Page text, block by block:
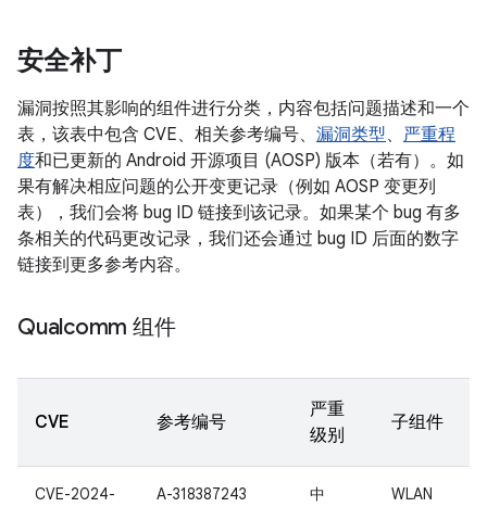
安全补丁
漏洞按照其影响的组件进行分类，内容包括问题描述和一个
表，该表中包含 CVE、相关参考编号、 漏洞类型、 严重程
度和已更新的 Android 开源项目 (AOSP) 版本（若有）。如
果有解决相应问题的公开变更记录（例如 AOSP 变更列
表），我们会将 bug ID 链接到该记录。如果某个 bug 有多
条相关的代码更改记录，我们还会通过 bug ID 后面的数字
链接到更多参考内容。
Qualcomm 组件
CVE 参考编号
严重
级别
子组件
CVE-2024-
A-318387243
中 WLAN